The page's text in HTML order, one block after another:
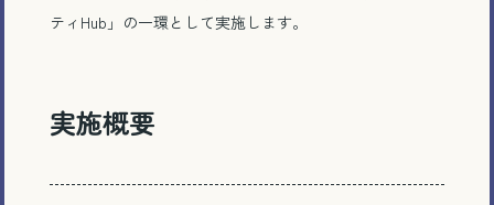
ティHub」の一環として実施します。
実施概要